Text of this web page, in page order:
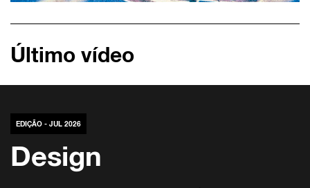
Último vídeo
EDIÇÃO - JUL 2026
Design